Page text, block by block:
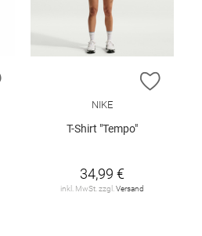
ZUR WUNSCHLISTE HINZUFÜGEN
ZUR
NIKE
T-Shirt "Tempo"
34,99 €
inkl. MwSt. zzgl. Versand